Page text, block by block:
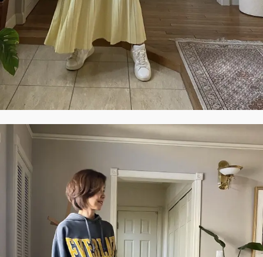
JOIN US
編集部から届くメールマガジン、
会員限定プレゼントや特別イベントへの応募など
特典が満載！
新規会員登録はこちら